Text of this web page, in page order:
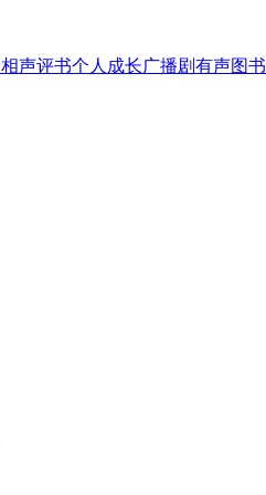
相声评书个人成长广播剧有声图书